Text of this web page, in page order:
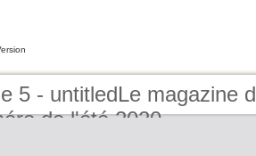
5 - untitledLe magazine
de l'été 2020